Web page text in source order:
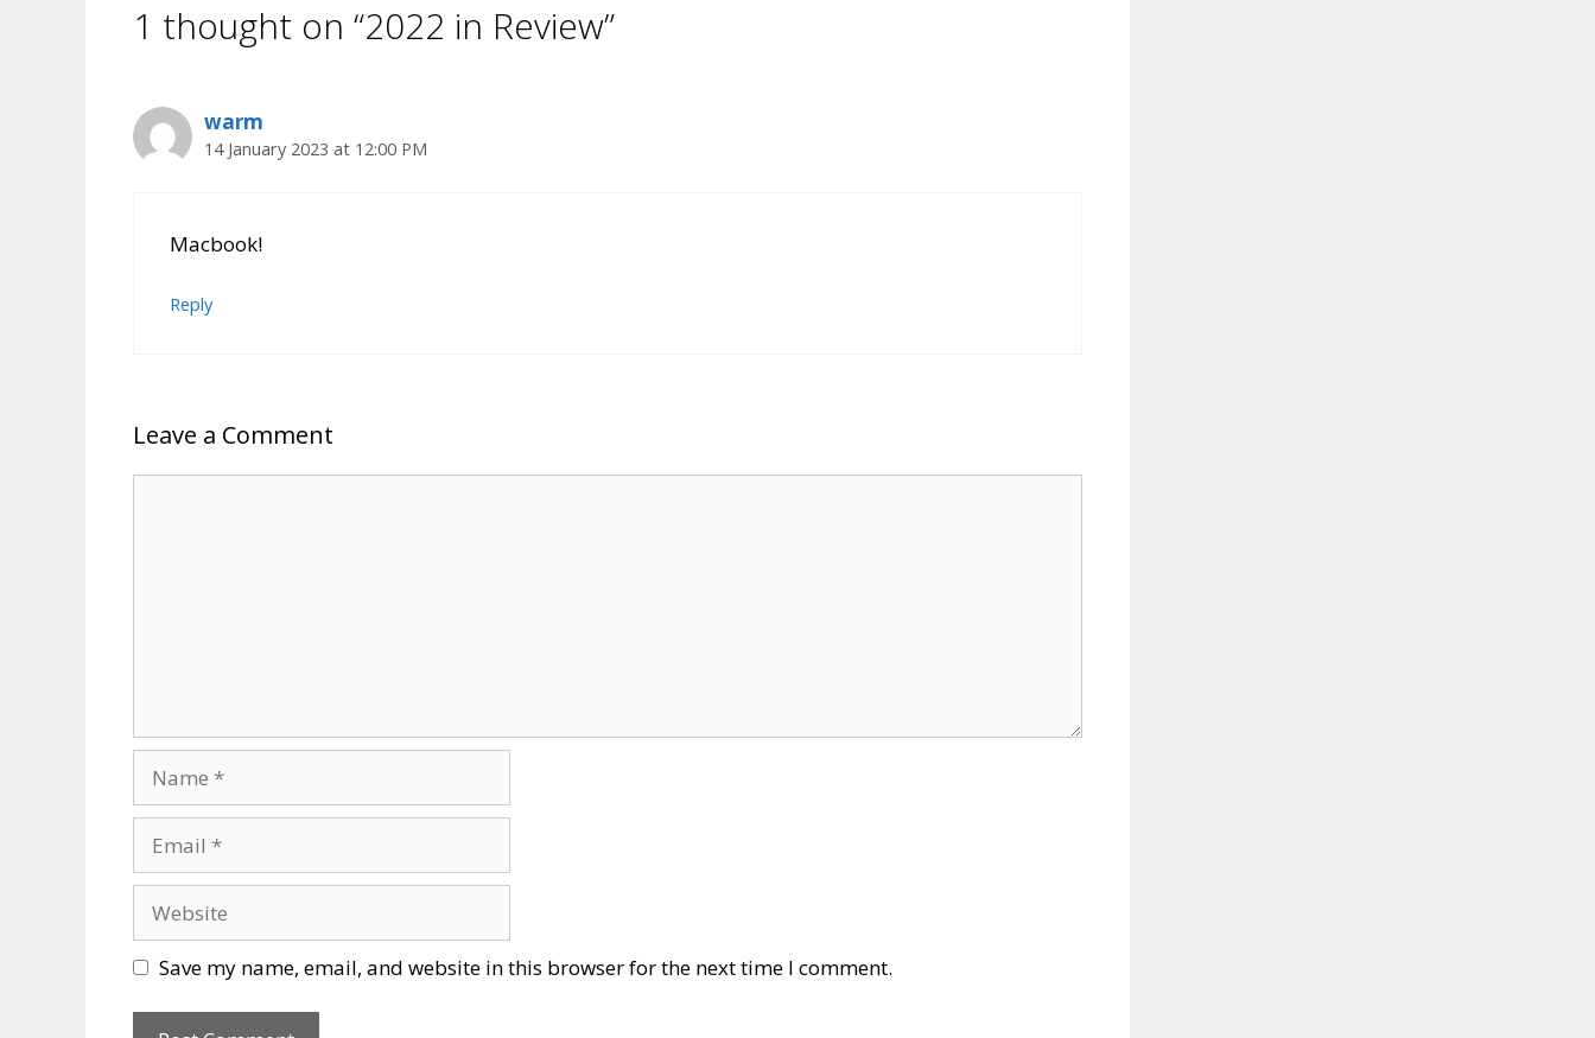
1 thought on “2022 in Review”
warm
14 January 2023 at 12:00 PM
Macbook!
Reply
Leave a Comment
Save my name, email, and website in this browser for the next time I comment.